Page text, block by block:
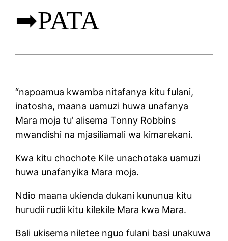
➡PATA
“napoamua kwamba nitafanya kitu fulani,
inatosha, maana uamuzi huwa unafanya
Mara moja tu’ alisema Tonny Robbins
mwandishi na mjasiliamali wa kimarekani.
Kwa kitu chochote Kile unachotaka uamuzi
huwa unafanyika Mara moja.
Ndio maana ukienda dukani kununua kitu
hurudii rudii kitu kilekile Mara kwa Mara.
Bali ukisema niletee nguo fulani basi unakuwa